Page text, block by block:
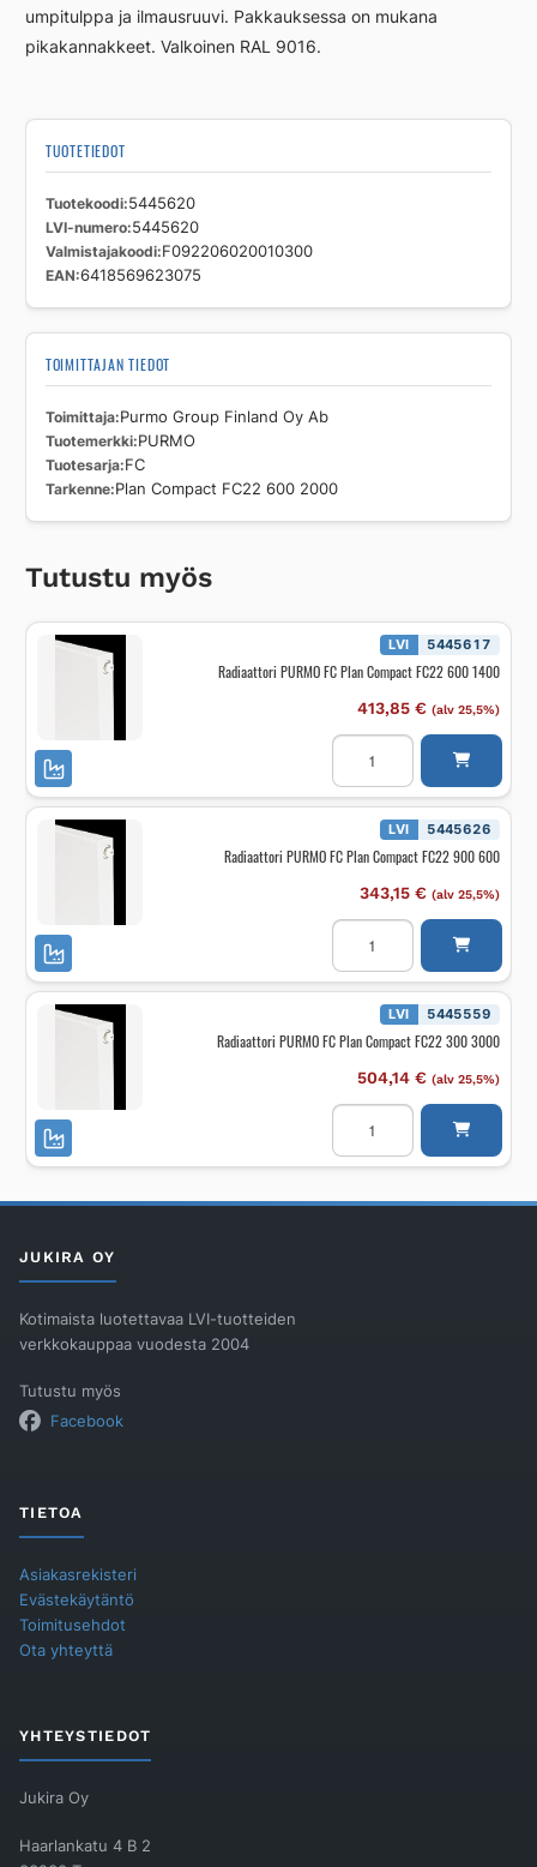
umpitulppa ja ilmausruuvi. Pakkauksessa on mukana
pikakannakkeet. Valkoinen RAL 9016.
TUOTETIEDOT
Tuotekoodi 5445620
LVI-numero 5445620
Valmistajakoodi F092206020010300
EAN 6418569623075
TOIMITTAJAN TIEDOT
Toimittaja Purmo Group Finland Oy Ab
Tuotemerkki PURMO
Tuotesarja FC
Tarkenne Plan Compact FC22 600 2000
Tutustu myös
LVI 5445617
Radiaattori PURMO FC Plan Compact FC22 600 1400
413,85 € (alv 25,5%)
Radiaattori
PURMO
Plan
Compact
1400
LVI 5445626
Radiaattori PURMO FC Plan Compact FC22 900 600
343,15 € (alv 25,5%)
Radiaattori
PURMO
Plan
Compact
600
LVI 5445559
Radiaattori PURMO FC Plan Compact FC22 300 3000
504,14 € (alv 25,5%)
Radiaattori
PURMO
Plan
300
JUKIRA OY
Kotimaista luotettavaa LVI-tuotteiden
verkkokauppaa vuodesta 2004
Tutustu myös
Facebook
TIETOA
Asiakasrekisteri
Evästekäytäntö
Toimitusehdot
Ota yhteyttä
YHTEYSTIEDOT
Jukira Oy
Haarlankatu 4 B 2